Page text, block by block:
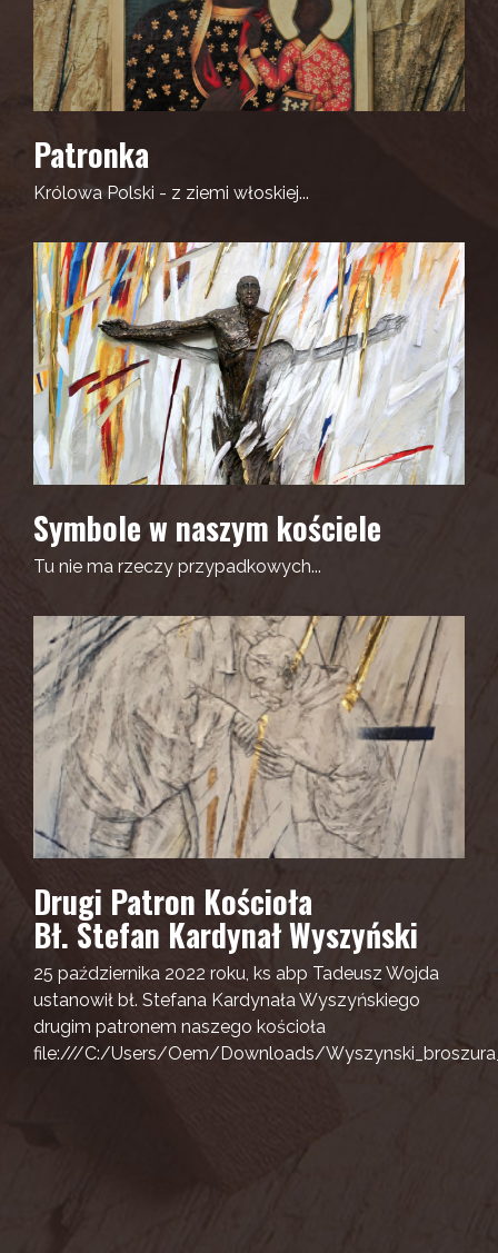
Patronka
Królowa Polski - z ziemi włoskiej...
Symbole w naszym kościele
Tu nie ma rzeczy przypadkowych...
Drugi Patron Kościoła
Bł. Stefan Kardynał Wyszyński
25 października 2022 roku, ks abp Tadeusz Wojda
ustanowił bł. Stefana Kardynała Wyszyńskiego
drugim patronem naszego kościoła
file:///C:/Users/Oem/Downloads/